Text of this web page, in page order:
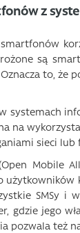
z
smartfonów
są
to,
systemach
na
sieci
Mobile
SMSy i
gdzie jego
pozwala też